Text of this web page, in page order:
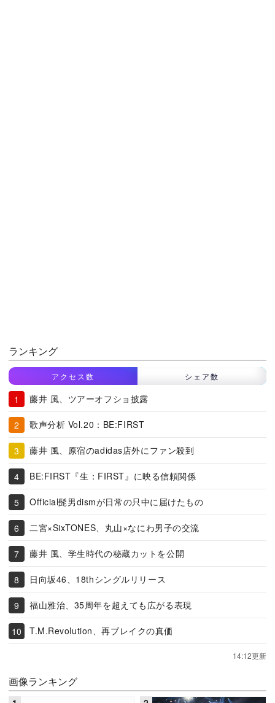
ランキング
アクセス数 シェア数
藤井 風、ツアーオフショ披露
歌声分析 Vol.20：BE:FIRST
藤井 風、原宿のadidas店外にファン殺到
BE:FIRST『生：FIRST』に映る信頼関係
Official髭男dismが日常の只中に届けたもの
二宮×SixTONES、丸山×なにわ男子の交流
藤井 風、学生時代の秘蔵カットを公開
日向坂46、18thシングルリリース
福山雅治、35周年を超えても広がる表現
T.M.Revolution、再ブレイクの真価
14:12更新
画像ランキング